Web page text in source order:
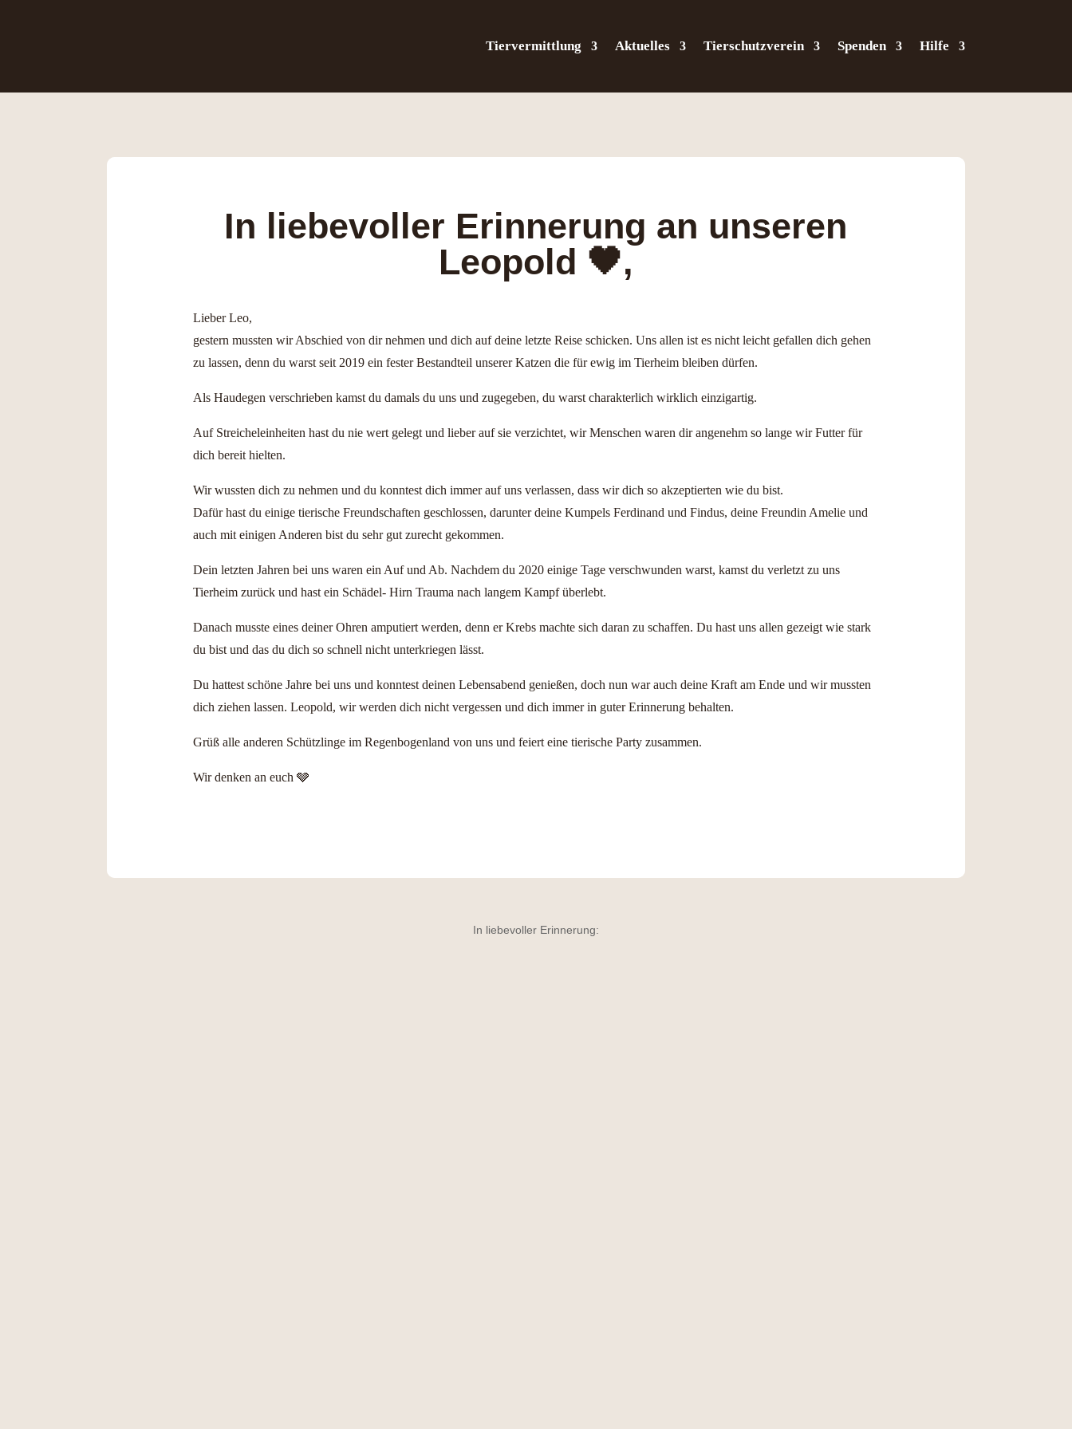
Tiervermittlung Aktuelles Tierschutzverein Spenden Hilfe
In liebevoller Erinnerung an unseren
Leopold 🖤,
Lieber Leo,
gestern mussten wir Abschied von dir nehmen und dich auf deine letzte Reise schicken. Uns allen ist es nicht leicht gefallen dich gehen
zu lassen, denn du warst seit 2019 ein fester Bestandteil unserer Katzen die für ewig im Tierheim bleiben dürfen.
Als Haudegen verschrieben kamst du damals du uns und zugegeben, du warst charakterlich wirklich einzigartig.
Auf Streicheleinheiten hast du nie wert gelegt und lieber auf sie verzichtet, wir Menschen waren dir angenehm so lange wir Futter für
dich bereit hielten.
Wir wussten dich zu nehmen und du konntest dich immer auf uns verlassen, dass wir dich so akzeptierten wie du bist.
Dafür hast du einige tierische Freundschaften geschlossen, darunter deine Kumpels Ferdinand und Findus, deine Freundin Amelie und
auch mit einigen Anderen bist du sehr gut zurecht gekommen.
Dein letzten Jahren bei uns waren ein Auf und Ab. Nachdem du 2020 einige Tage verschwunden warst, kamst du verletzt zu uns
Tierheim zurück und hast ein Schädel- Hirn Trauma nach langem Kampf überlebt.
Danach musste eines deiner Ohren amputiert werden, denn er Krebs machte sich daran zu schaffen. Du hast uns allen gezeigt wie stark
du bist und das du dich so schnell nicht unterkriegen lässt.
Du hattest schöne Jahre bei uns und konntest deinen Lebensabend genießen, doch nun war auch deine Kraft am Ende und wir mussten
dich ziehen lassen. Leopold, wir werden dich nicht vergessen und dich immer in guter Erinnerung behalten.
Grüß alle anderen Schützlinge im Regenbogenland von uns und feiert eine tierische Party zusammen.
Wir denken an euch 🩶
In liebevoller Erinnerung: